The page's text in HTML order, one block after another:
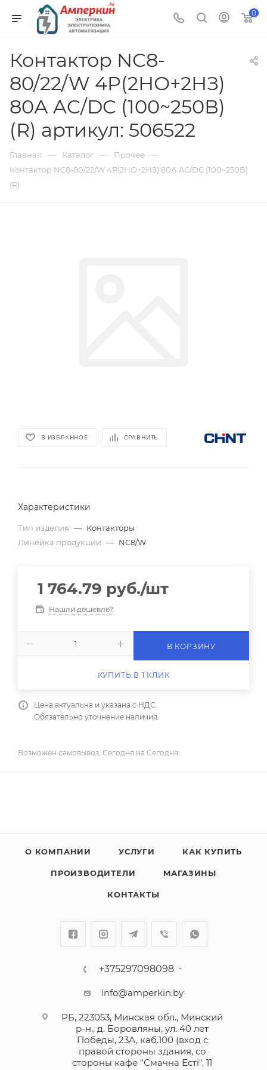
0
Контактор NC8-
80/22/W 4P(2НО+2НЗ)
80А AC/DC (100~250В)
(R) артикул: 506522
Главная — Каталог — Прочее —
Контактор NC8-80/22/W 4P(2НО+2НЗ) 80А AC/DC (100~250В)
(R)
В ИЗБРАННОЕ СРАВНИТЬ
Характеристики
Тип изделия — Контакторы
Линейка продукции — NC8/W
1 764.79 руб./шт
Нашли дешевле?
В КОРЗИНУ
КУПИТЬ В 1 КЛИК
Цена актуальна и указана с НДС.
Обязательно уточнение наличия.
Возможен самовывоз, Сегодня на Сегодня.
О КОМПАНИИ УСЛУГИ КАК КУПИТЬ
ПРОИЗВОДИТЕЛИ МАГАЗИНЫ
КОНТАКТЫ
+375297098098
info@amperkin.by
РБ, 223053, Минская обл., Минский
р-н., д. Боровляны, ул. 40 лет
Победы, 23А, каб.100 (вход с
правой стороны здания, со
стороны кафе "Смачна Естi", 11